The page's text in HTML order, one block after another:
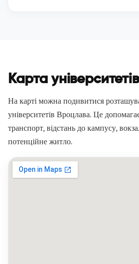
Карта
На карті можна подивитися
університетів Вроцлава. Це
транспорт, відстань до кампусу,
потенційне житло.